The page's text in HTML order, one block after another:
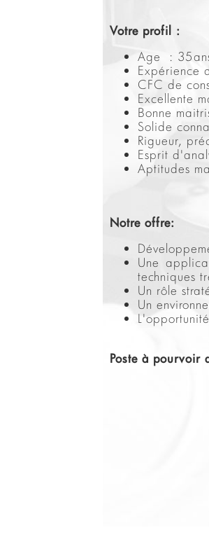
Votre profil :
Age :
Expérience
CFC de
Excellente
Bonne
Solide
Rigueur,
Esprit
Aptitudes
Notre offre:
Une
techniques
Un rôle
Un
Poste à pourvoir